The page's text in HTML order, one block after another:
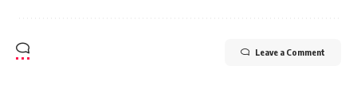
Leave a Comment